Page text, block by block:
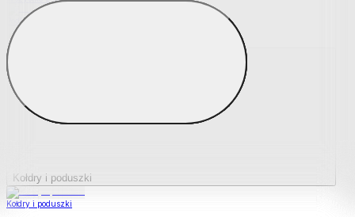
Podkładki na materace
Materace nawierzchniowe
Kołdry i poduszki
Kołdry i poduszki